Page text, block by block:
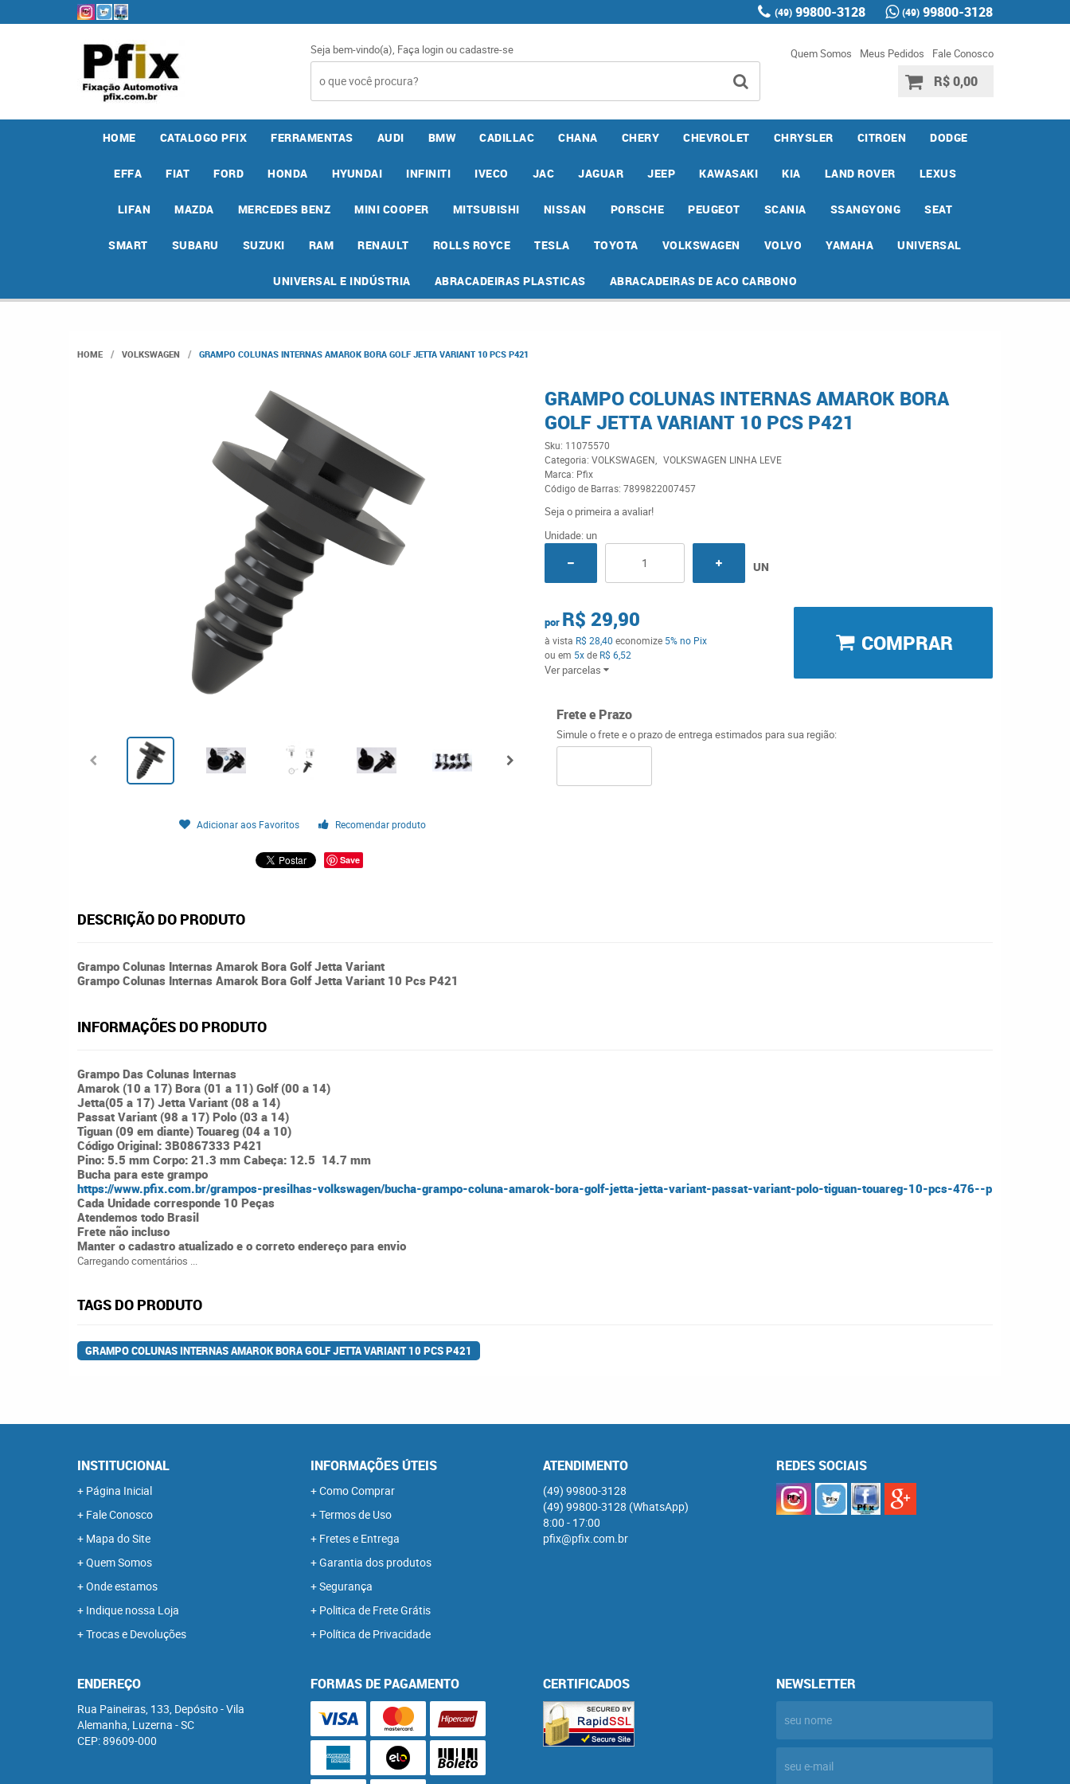
(49) 99800-3128 (49) 99800-3128
Seja bem-vindo(a), Faça loginoucadastre-se Quem Somos Meus Pedidos Fale Conosco
R$ 0,00
HOME CATALOGO PFIX FERRAMENTAS AUDI BMW CADILLAC CHANA CHERY CHEVROLET CHRYSLER CITROEN DODGE
EFFA FIAT FORD HONDA HYUNDAI INFINITI IVECO JAC JAGUAR JEEP KAWASAKI KIA LAND ROVER LEXUS
LIFAN MAZDA MERCEDES BENZ MINI COOPER MITSUBISHI NISSAN PORSCHE PEUGEOT SCANIA SSANGYONG SEAT
SMART SUBARU SUZUKI RAM RENAULT ROLLS ROYCE TESLA TOYOTA VOLKSWAGEN VOLVO YAMAHA UNIVERSAL
UNIVERSAL E INDÚSTRIA ABRACADEIRAS PLASTICAS ABRACADEIRAS DE ACO CARBONO
HOME VOLKSWAGEN GRAMPO COLUNAS INTERNAS AMAROK BORA GOLF JETTA VARIANT 10 PCS P421
Adicionar aos Favoritos Recomendar produto
Save
GRAMPO COLUNAS INTERNAS AMAROK BORA
GOLF JETTA VARIANT 10 PCS P421
Sku: 11075570
Categoria: VOLKSWAGEN
VOLKSWAGEN LINHA LEVE
Marca: Pfix
Código de Barras: 7899822007457
Seja o primeira a avaliar!
Unidade: un
UN
por R$ 29,90
à vista R$ 28,40 economize 5% no Pix
ou em 5xde R$ 6,52
Ver parcelas
COMPRAR
Frete e Prazo
Simule o frete e o prazo de entrega estimados para sua região:
DESCRIÇÃO DO PRODUTO
Grampo Colunas Internas Amarok Bora Golf Jetta Variant
Grampo Colunas Internas Amarok Bora Golf Jetta Variant 10 Pcs P421
INFORMAÇÕES DO PRODUTO
Grampo Das Colunas Internas
Amarok (10 a 17) Bora (01 a 11) Golf (00 a 14)
Jetta(05 a 17) Jetta Variant (08 a 14)
Passat Variant (98 a 17) Polo (03 a 14)
Tiguan (09 em diante) Touareg (04 a 10)
Código Original: 3B0867333 P421
Pino: 5.5 mm Corpo: 21.3 mm Cabeça: 12.5 14.7 mm
Bucha para este grampo
https://www.pfix.com.br/grampos-presilhas-volkswagen/bucha-grampo-coluna-amarok-bora-golf-jetta-jetta-variant-passat-variant-polo-tiguan-touareg-10-pcs-476--p
Cada Unidade corresponde 10 Peças
Atendemos todo Brasil
Frete não incluso
Manter o cadastro atualizado e o correto endereço para envio
Carregando comentários ...
TAGS DO PRODUTO
GRAMPO COLUNAS INTERNAS AMAROK BORA GOLF JETTA VARIANT 10 PCS P421
INSTITUCIONAL
Página Inicial
Fale Conosco
Mapa do Site
Quem Somos
Onde estamos
Indique nossa Loja
Trocas e Devoluções
INFORMAÇÕES ÚTEIS
Como Comprar
Termos de Uso
Fretes e Entrega
Garantia dos produtos
Segurança
Politica de Frete Grátis
Política de Privacidade
ATENDIMENTO
(49) 99800-3128
(49) 99800-3128 (WhatsApp)
8:00 - 17:00
pfix@pfix.com.br
REDES SOCIAIS
ENDEREÇO
Rua Paineiras, 133, Depósito-Vila
Alemanha, Luzerna -SC
CEP: 89609-000
FORMAS DE PAGAMENTO CERTIFICADOS NEWSLETTER